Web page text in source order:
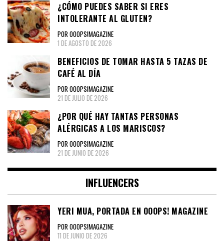
¿CÓMO PUEDES SABER SI ERES
INTOLERANTE AL GLUTEN?
POR OOOPS!MAGAZINE
1 DE AGOSTO DE 2026
BENEFICIOS DE TOMAR HASTA 5 TAZAS DE
CAFÉ AL DÍA
POR OOOPS!MAGAZINE
21 DE JULIO DE 2026
¿POR QUÉ HAY TANTAS PERSONAS
ALÉRGICAS A LOS MARISCOS?
POR OOOPS!MAGAZINE
21 DE JUNIO DE 2026
INFLUENCERS
YERI MUA, PORTADA EN OOOPS! MAGAZINE
POR OOOPS!MAGAZINE
11 DE JUNIO DE 2026